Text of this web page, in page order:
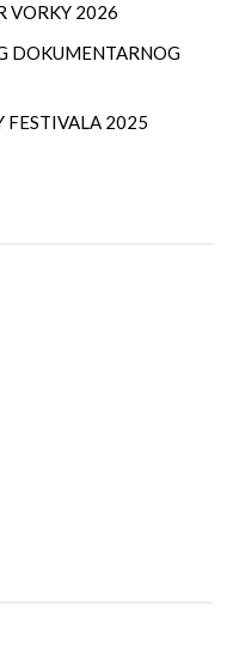
VORKY 2026
DOKUMENTARNOG
FESTIVALA 2025